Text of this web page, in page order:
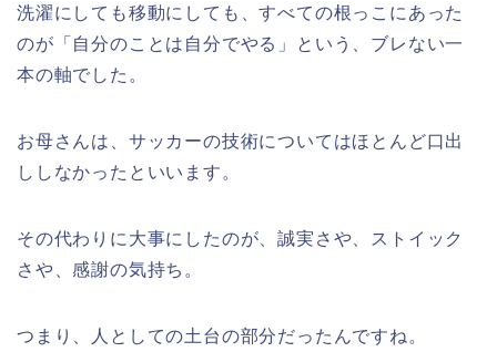
洗濯にしても移動にしても、すべての根っこにあった
のが「自分のことは自分でやる」という、ブレない一
本の軸でした。
お母さんは、サッカーの技術についてはほとんど口出
ししなかったといいます。
その代わりに大事にしたのが、誠実さや、ストイック
さや、感謝の気持ち。
つまり、人としての土台の部分だったんですね。